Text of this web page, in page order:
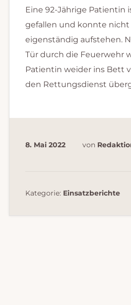
Eine 92-Jährige Patientin
gefallen und konnte
eigenständig aufstehen.
Tür durch die Feuerwehr
Patientin weider ins Bett
den Rettungsdienst
8. Mai 2022 von
Kategorie: Einsatzberichte